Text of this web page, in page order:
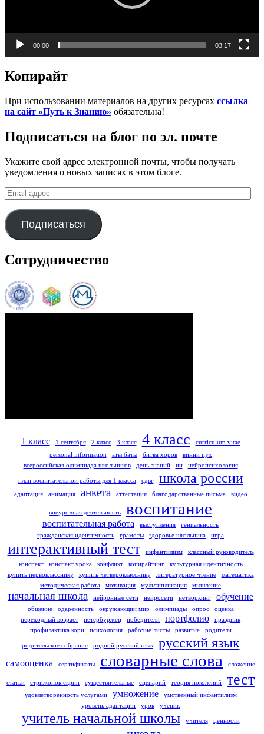
00:00 03:17
Копирайт
При использовании материалов на других ресурсах ссылка
на сайт «Путь к Знанию» обязательна!
Подписаться на блог по эл. почте
Укажите свой адрес электронной почты, чтобы получать
уведомления о новых записях в этом блоге.
Email
адрес
Подписаться
Сотрудничество
1 класс 1 сентября 2 класс 3 класс 4 класс
curriculum vitae
personal information
аты баты битва хоров
винни пух
всероссийская олимпиада школьников
день знаний ии нейропсихология
план воспитательной работы для 1 класса сдвг школа россии
адаптация анимация анкета аттестация благодарственные письма видео
внеурочная деятельность воспитание
воспитательная работа выступления
гениальность
гражданская идентичность
грамоты здоровье школьника игра
интерактивный тест инфантилизм
классный руководитель
конспект
конспект урока конфликт копирайтинг
культурная идентичность
купить первокласснику
купить четверокласснику литературное чтение
математика
методическая работа
мотивация мультипликация мышление
начальная школа нейронные сети нейросети нетворкинг обучение
общение одаренность окружающий мир олимпиады опрос
оценка
переходный возраст
петербуржец победители портфолио
праздник
профилактика кори
психология рабочие листы развитие родители
родительское собрание родной русский язык русский язык
самооценка сертификаты словарные слова сложение
статьи стрижонок скрип существительные сценарий теория поколений тест
удовлетворенность услугами умножение
умственный инфантилизм
уровень адаптации
урок ученик
учитель начальной школы учителя ценности